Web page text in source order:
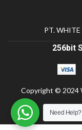
PT.
256bit
Copyright © 2024
Need Help?